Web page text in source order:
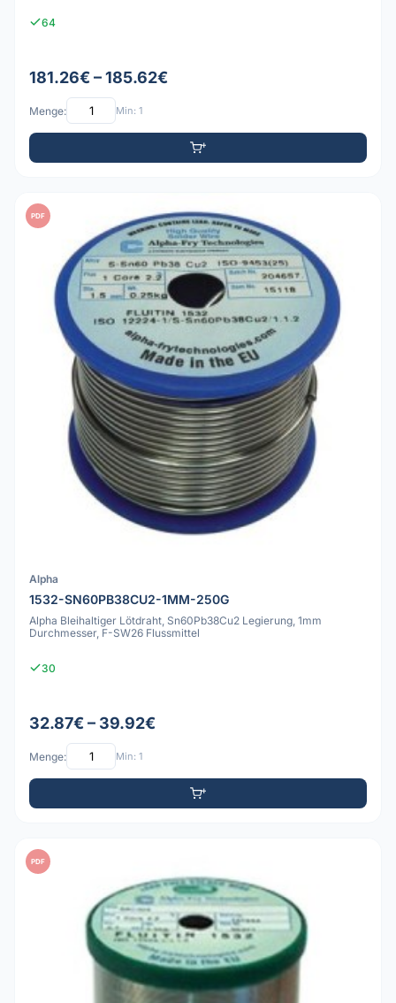
64
181.26€ – 185.62€
Menge: Min: 1
PDF
Alpha
1532-SN60PB38CU2-1MM-250G
Alpha Bleihaltiger Lötdraht, Sn60Pb38Cu2 Legierung, 1mm
Durchmesser, F-SW26 Flussmittel
30
32.87€ – 39.92€
Menge: Min: 1
PDF